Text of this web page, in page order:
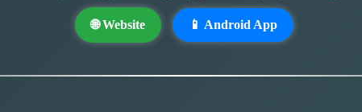
🌐 Website 📱 Android App